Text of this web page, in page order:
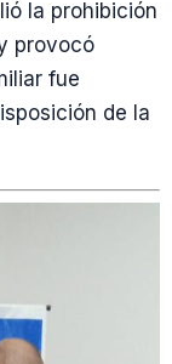
la prohibición
provocó
fue
de la